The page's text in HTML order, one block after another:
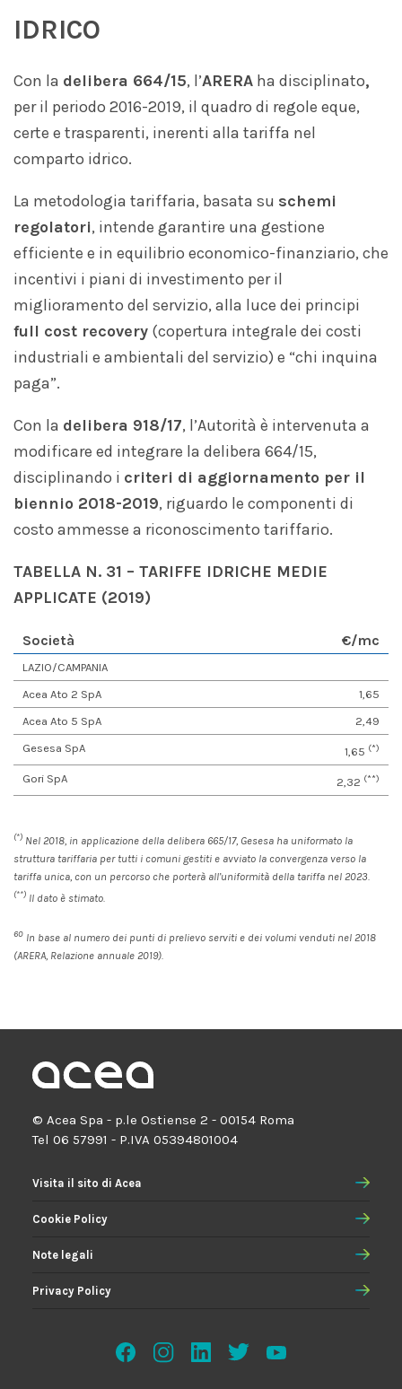
IDRICO
Con la delibera 664/15, l’ARERA ha disciplinato,
per il periodo 2016-2019, il quadro di regole eque,
certe e trasparenti, inerenti alla tariffa nel
comparto idrico.
La metodologia tariffaria, basata su schemi
regolatori, intende garantire una gestione
efficiente e in equilibrio economico-finanziario, che
incentivi i piani di investimento per il
miglioramento del servizio, alla luce dei principi
full cost recovery (copertura integrale dei costi
industriali e ambientali del servizio) e “chi inquina
paga”.
Con la delibera 918/17, l’Autorità è intervenuta a
modificare ed integrare la delibera 664/15,
disciplinando i criteri di aggiornamento per il
biennio 2018-2019, riguardo le componenti di
costo ammesse a riconoscimento tariffario.
TABELLA N. 31 – TARIFFE IDRICHE MEDIE
APPLICATE (2019)
Società €/mc
LAZIO/CAMPANIA
Acea Ato 2 SpA
1,65
Acea Ato 5 SpA
2,49
Gesesa SpA
1,65 (*)
Gori SpA 2,32 (**)
(*) Nel 2018, in applicazione della delibera 665/17, Gesesa ha uniformato la
struttura tariffaria per tutti i comuni gestiti e avviato la convergenza verso la
tariffa unica, con un percorso che porterà all’uniformità della tariffa nel 2023.
(**) Il dato è stimato.
60 In base al numero dei punti di prelievo serviti e dei volumi venduti nel 2018
(ARERA, Relazione annuale 2019).
© Acea Spa - p.le Ostiense 2 - 00154 Roma
Tel 06 57991 - P.IVA 05394801004
Visita il sito di Acea
Cookie Policy
Note legali
Privacy Policy